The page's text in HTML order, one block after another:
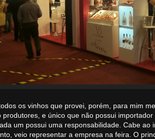
os vinhos que provei, porém, para mim
produtores, e único que não possui
um possui uma responsabilidade. Cabe ao
veio representar a empresa na feira. O